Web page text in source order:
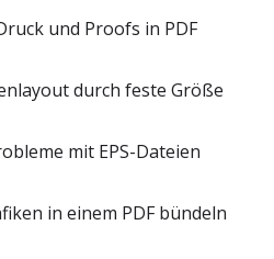
und Proofs in PDF
durch feste Größe
mit EPS-Dateien
in einem PDF bündeln